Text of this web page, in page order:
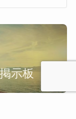
示板